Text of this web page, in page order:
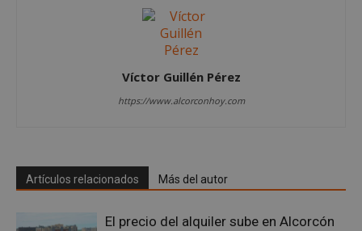
Víctor Guillén Pérez
https://www.alcorconhoy.com
Artículos relacionados Más del autor
El precio del alquiler sube en Alcorcón
.youtube.com
semanas